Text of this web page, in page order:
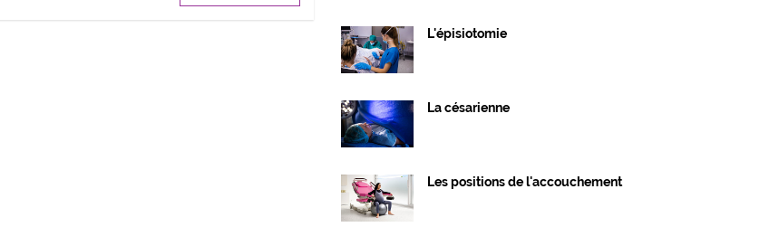
L'épisiotomie
La césarienne
Les positions de l'accouchement